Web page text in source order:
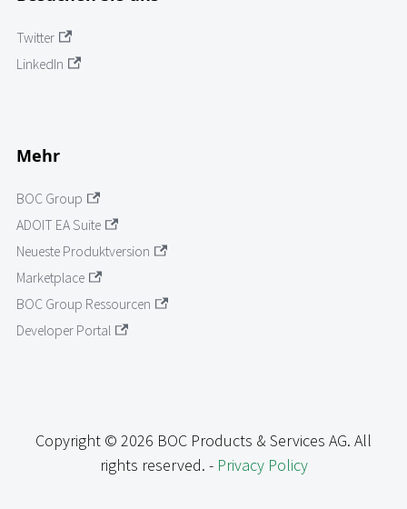
Twitter
LinkedIn
Mehr
BOC Group
ADOIT EA Suite
Neueste Produktversion
Marketplace
BOC Group Ressourcen
Developer Portal
Copyright © 2026 BOC Products & Services AG. All
rights reserved. - Privacy Policy